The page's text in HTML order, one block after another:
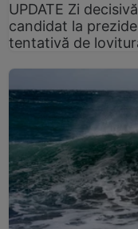
UPDATE Zi
candidat la
tentativă de